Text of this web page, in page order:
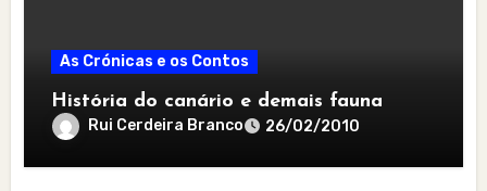
As Crónicas e os Contos
História do canário e demais fauna
Rui Cerdeira Branco 26/02/2010